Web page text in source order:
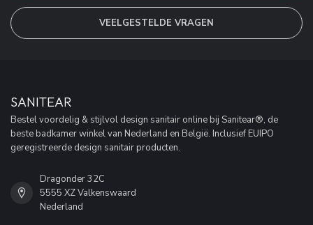
VEELGESTELDE VRAGEN
SANITEAR
Bestel voordelig & stijlvol design sanitair online bij Sanitear®, de
beste badkamer winkel van Nederland en België. Inclusief EUIPO
geregistreerde design sanitair producten.
Dragonder 32C
5555 XZ Valkenswaard
Nederland